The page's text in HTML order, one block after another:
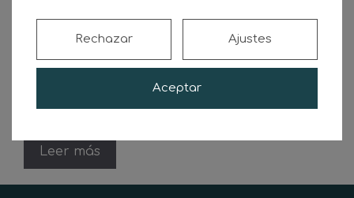
conducción y el descanso en la carretera. La
música es un compañero constante en la vida
de muchos camioneros, ya sea mientras
conducen en …
Leer más
Aceptar
Rechazar Ajustes